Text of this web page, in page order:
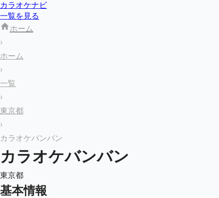
カラオケナビ
一覧を見る
ホーム
›
ホーム
›
一覧
›
東京都
›
カラオケバンバン
カラオケバンバン
東京都
基本情報